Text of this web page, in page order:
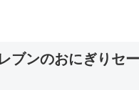
ブンのおにぎりセ